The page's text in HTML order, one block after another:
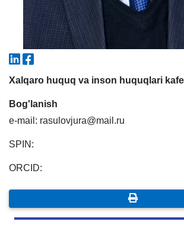
Xalqaro huquq va inson huquqlari
Bog'lanish
e-mail: rasulovjura@mail.ru
SPIN:
ORCID: